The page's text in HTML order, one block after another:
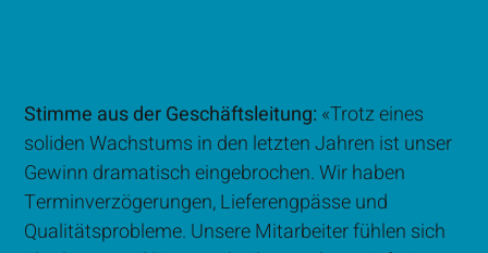
Stimme aus der Geschäftsleitung: «Trotz eines
soliden Wachstums in den letzten Jahren ist unser
Gewinn dramatisch eingebrochen. Wir haben
Terminverzögerungen, Lieferengpässe und
Qualitätsprobleme. Unsere Mitarbeiter fühlen sich